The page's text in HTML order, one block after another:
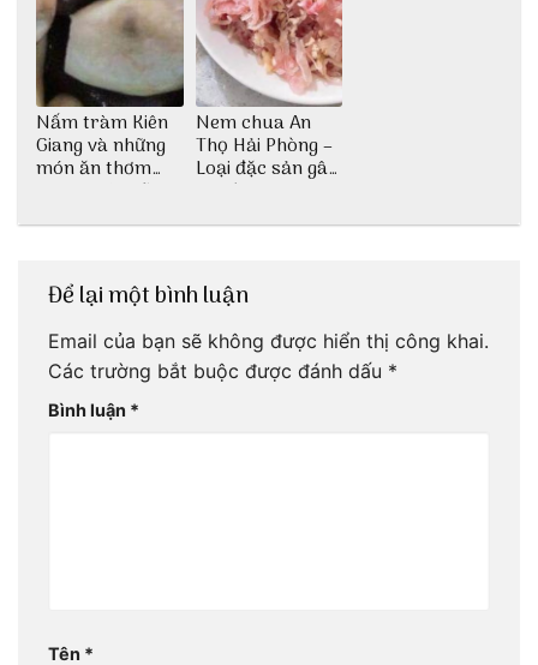
Nấm tràm Kiên
Giang và những
món ăn thơm
ngon khó cưỡng
Nem chua An
Thọ Hải Phòng –
Loại đặc sản gây
nghiện
Để lại một bình luận
Email của bạn sẽ không được hiển thị công khai.
Các trường bắt buộc được đánh dấu *
Bình luận *
Tên *